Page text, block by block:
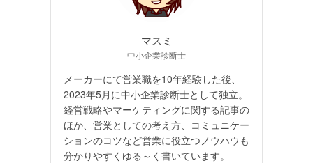
マスミ
中小企業診断士
メーカーにて営業職を10年経験した後、
2023年5月に中小企業診断士として独立。
経営戦略やマーケティングに関する記事の
ほか、営業としての考え方、コミュニケー
ションのコツなど営業に役立つノウハウも
分かりやすくゆる～く書いています。